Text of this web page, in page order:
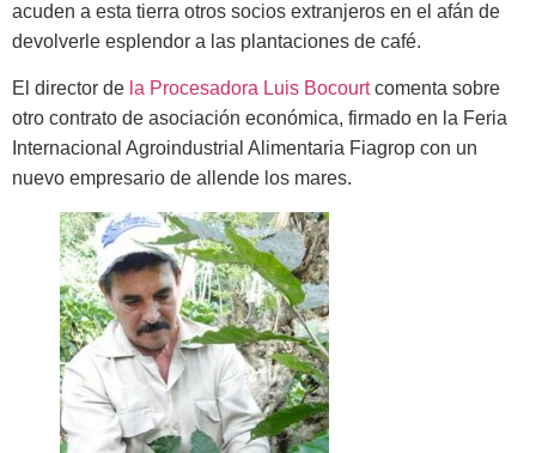
acuden a esta tierra otros socios extranjeros en el afán de
devolverle esplendor a las plantaciones de café.
El director de la Procesadora Luis Bocourtcomenta sobre
otro contrato de asociación económica, firmado en la Feria
Internacional Agroindustrial Alimentaria Fiagrop con un
nuevo empresario de allende los mares.